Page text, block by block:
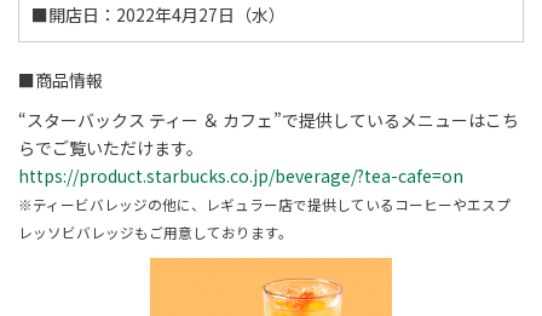
■開店日：2022年4月27日（水）
■商品情報
“スターバックス ティー ＆ カフェ”で提供しているメニューはこち
らでご覧いただけます。
https://product.starbucks.co.jp/beverage/?tea-cafe=on
※ティービバレッジの他に、レギュラー店で提供しているコーヒーやエスプ
レッソビバレッジもご用意しております。